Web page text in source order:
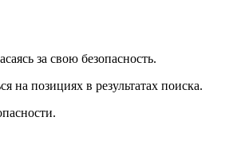
за свою безопасность.
на позициях в результатах поиска.